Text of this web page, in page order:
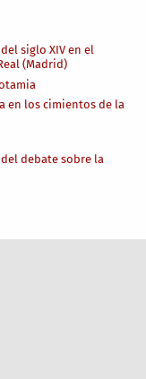
siglo XIV en el
(Madrid)
en los cimientos de la
debate sobre la